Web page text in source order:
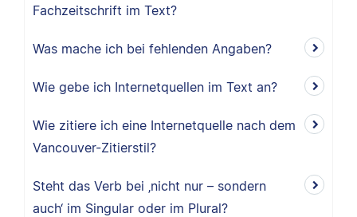
Fachzeitschrift im Text?
Was mache ich bei fehlenden Angaben?
Wie gebe ich Internetquellen im Text an?
Wie zitiere ich eine Internetquelle nach dem
Vancouver-Zitierstil?
Steht das Verb bei ‚nicht nur – sondern
auch‘ im Singular oder im Plural?